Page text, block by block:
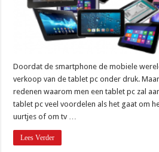
Doordat de smartphone de mobiele
verkoop van de tablet pc onder druk.
redenen waarom men een tablet pc zal
tablet pc veel voordelen als het gaat om
uurtjes of om tv …
Lees Verder